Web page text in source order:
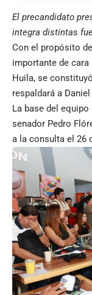
El precandidato
integra distintas
Con el propósito
importante de
Huila, se
respaldará a
La base del
senador Pedro
a la consulta el 26